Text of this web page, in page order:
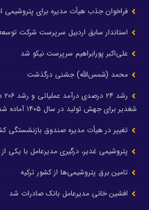
فراخوان جذب هیأت مدیره برای پتروشیمی
استاندار سابق اردبیل سرپرست شرکت
علی‌اکبر پورابراهیم سرپرست نیکو شد
محمد (شمس‌الله) جشنی درگذشت
شغدیر برای جهش تولید در سال ۱۴۰۵ آماده شد
تغییر در هیأت مدیره صندوق بازنشستگی
پتروشیمی غدیر، درگیری مدیرعامل با یکی
تامین برق پتروشیمی‌ها از کشور ترکیه
افشین خانی مدیرعامل بانک صادرات شد